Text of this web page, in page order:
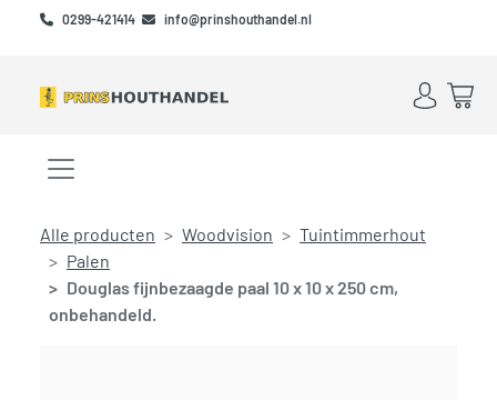
Skip to main content
Skip to footer
0299-421414 info@prinshouthandel.nl
Account
Menu openen/sluiten
Alle producten Woodvision
Tuintimmerhout
Palen
Douglas fijnbezaagde paal 10 x 10 x 250 cm,
onbehandeld.